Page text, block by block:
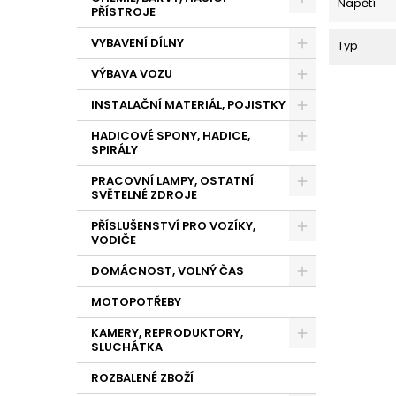
PŘÍSTROJE
VYBAVENÍ DÍLNY
VÝBAVA VOZU
INSTALAČNÍ MATERIÁL, POJISTKY
HADICOVÉ SPONY, HADICE,
SPIRÁLY
PRACOVNÍ LAMPY, OSTATNÍ
SVĚTELNÉ ZDROJE
PŘÍSLUŠENSTVÍ PRO VOZÍKY,
VODIČE
DOMÁCNOST, VOLNÝ ČAS
MOTOPOTŘEBY
KAMERY, REPRODUKTORY,
SLUCHÁTKA
ROZBALENÉ ZBOŽÍ
Napětí
Typ